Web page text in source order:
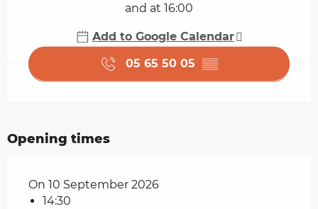
and at 16:00
Add to Google Calendar
05 65 50 05 ▒▒
Opening times
On 10 September 2026
14:30